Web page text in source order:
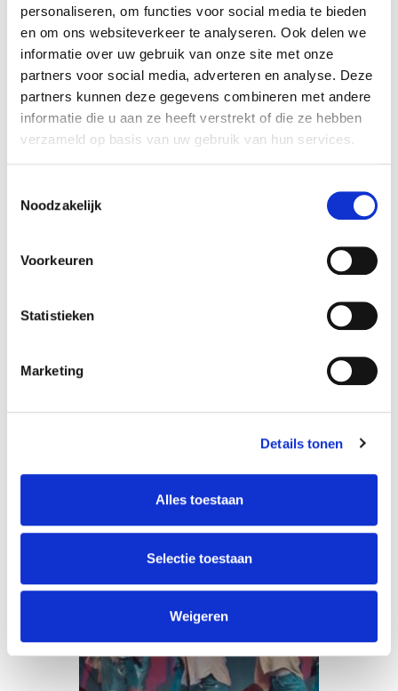
personaliseren, om functies voor social media te bieden
en om ons websiteverkeer te analyseren. Ook delen we
informatie over uw gebruik van onze site met onze
partners voor social media, adverteren en analyse. Deze
partners kunnen deze gegevens combineren met andere
informatie die u aan ze heeft verstrekt of die ze hebben
verzameld op basis van uw gebruik van hun services.
Noodzakelijk
Voorkeuren
Statistieken
Marketing
Details tonen
Alles toestaan
Selectie toestaan
Weigeren
MEER INFO